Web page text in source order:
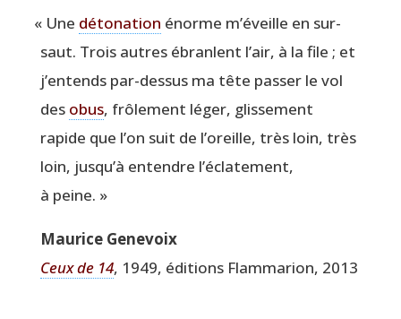
« Une déto­na­tion énorme m’é­veille en sur­
saut. Trois autres ébranlent l’air, à la file ; et
j’en­tends par-des­sus ma tête pas­ser le vol
des obus, frô­le­ment léger, glis­se­ment
rapide que l’on suit de l’o­reille, très loin, très
loin, jus­qu’à entendre l’é­cla­te­ment,
à peine. »
Mau­rice Genevoix
Ceux de 14, 1949, édi­tions Flam­ma­rion, 2013